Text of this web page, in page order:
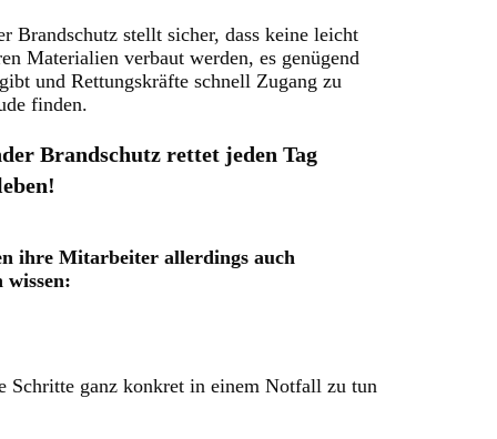
Brandschutz stellt sicher, dass keine leicht
Materialien verbaut werden, es genügend
und Rettungskräfte schnell Zugang zu
finden.
Brandschutz rettet jeden Tag
ihre Mitarbeiter allerdings auch
wissen:
Schritte ganz konkret in einem Notfall zu tun